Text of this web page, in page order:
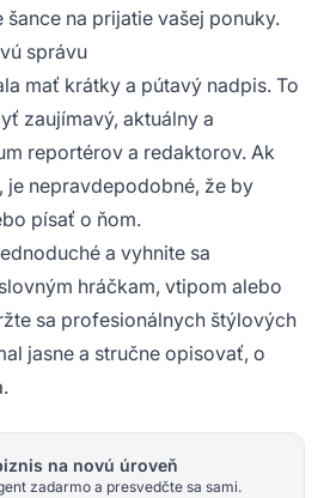
na prijatie vašej ponuky.
správu
mať krátky a pútavý nadpis. To
zaujímavý, aktuálny a
reportérov a redaktorov. Ak
je nepravdepodobné, že by
písať o ňom.
a vyhnite sa
hráčkam, vtipom alebo
sa profesionálnych štýlových
jasne a stručne opisovať, o
na novú úroveň
zadarmo a presvedčte sa sami.